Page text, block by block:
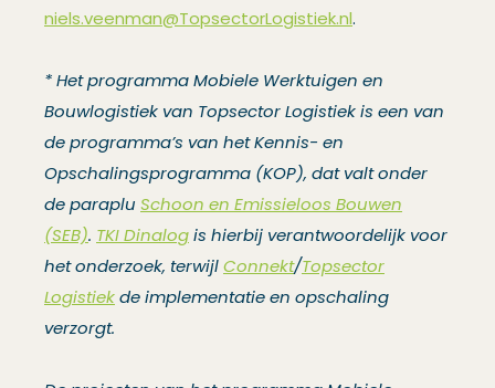
niels.veenman@TopsectorLogistiek.nl.
* Het programma Mobiele Werktuigen en
Bouwlogistiek van Topsector Logistiek is een van
de programma’s van het Kennis- en
Opschalingsprogramma (KOP), dat valt onder
de paraplu Schoon en Emissieloos Bouwen
(SEB). TKI Dinalogis hierbij verantwoordelijk voor
het onderzoek, terwijlConnekt/Topsector
Logistiekde implementatie en opschaling
verzorgt.